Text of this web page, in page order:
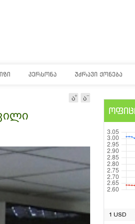
ᲞᲔᲠᲡᲝᲜᲐ ᲣᲫᲠᲐᲕᲘ ᲥᲝᲜᲔᲑᲐ
1 USD